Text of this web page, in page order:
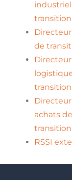
transition
Directeur
de
Directeur
transition
achats de
transition
RSSI